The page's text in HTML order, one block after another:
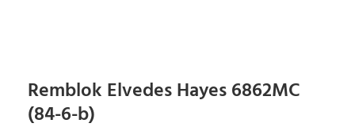
Remblok Elvedes Hayes 6862MC
(84-6-b)